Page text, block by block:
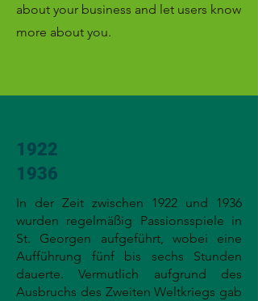
about your business and let users know
more about you.
1922
1936
In der Zeit zwischen 1922 und 1936
wurden regelmäßig Passionsspiele in
St. Georgen aufgeführt, wobei eine
Aufführung fünf bis sechs Stunden
dauerte. Vermutlich aufgrund des
Ausbruchs des Zweiten Weltkriegs gab